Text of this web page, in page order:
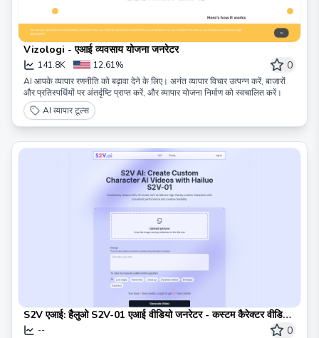
Vizologi - एआई व्यवसाय योजना जनरेटर
141.8K 12.61% 0
AI आपके व्यापार रणनीति को बढ़ावा देने के लिए। अनंत व्यापार विचार उत्पन्न करें, बाजारों
और प्रतिस्पर्धियों पर अंतर्दृष्टि प्राप्त करें, और व्यापार योजना निर्माण को स्वचालित करें।
AI व्यापार टूल्स
S2V एआई: हैलुओ S2V-01 एआई वीडियो जनरेटर - कस्टम कैरेक्टर वीडियो
बनाएं-- 0